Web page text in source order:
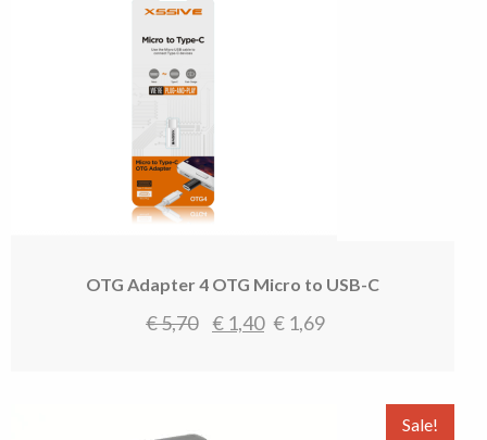
OTG Adapter 4 OTG Micro to USB-C
€5,70
Oorspronkelijke
€ 1,40 Huidige
€ 1,69
Sale!